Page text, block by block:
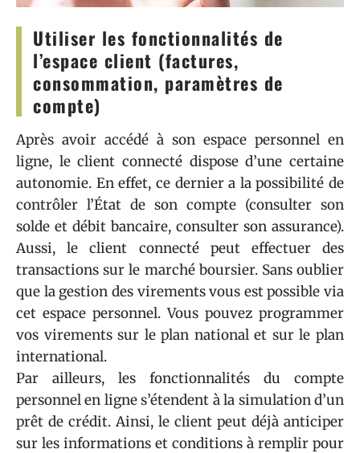
Utiliser les fonctionnalités de
l’espace client (factures,
consommation, paramètres de
compte)
Après avoir accédé à son espace personnel en
ligne, le client connecté dispose d’une certaine
autonomie. En effet, ce dernier a la possibilité de
contrôler l’État de son compte (consulter son
solde et débit bancaire, consulter son assurance).
Aussi, le client connecté peut effectuer des
transactions sur le marché boursier. Sans oublier
que la gestion des virements vous est possible via
cet espace personnel. Vous pouvez programmer
vos virements sur le plan national et sur le plan
international.
Par ailleurs, les fonctionnalités du compte
personnel en ligne s’étendent à la simulation d’un
prêt de crédit. Ainsi, le client peut déjà anticiper
sur les informations et conditions à remplir pour